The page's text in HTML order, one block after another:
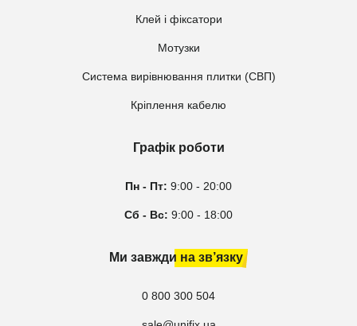
Клей і фіксатори
Мотузки
Система вирівнювання плитки (СВП)
Кріплення кабелю
Графік роботи
Пн - Пт: 9:00 - 20:00
Сб - Вс: 9:00 - 18:00
Ми завжди на зв’язку
0 800 300 504